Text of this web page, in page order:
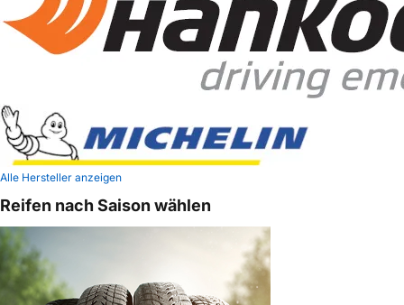
Alle Hersteller anzeigen
Reifen nach Saison wählen